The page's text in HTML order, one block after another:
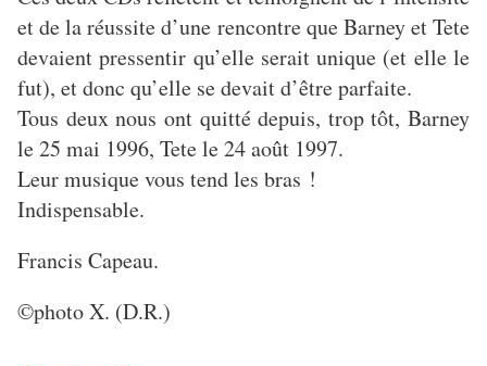
et de la réussite d’une rencontre que Barney et Tete
devaient pressentir qu’elle serait unique (et elle le
fut), et donc qu’elle se devait d’être parfaite.
Tous deux nous ont quitté depuis, trop tôt, Barney
le 25 mai 1996, Tete le 24 août 1997.
Leur musique vous tend les bras !
Indispensable.
Francis Capeau.
©photo X. (D.R.)